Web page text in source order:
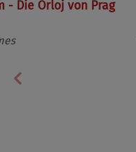
- Die Orloj von Prag
Vorherige